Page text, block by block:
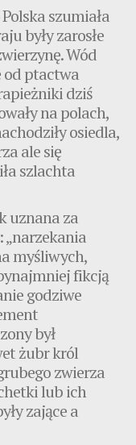
szumiała
były zarosłe
Wód
od ptactwa
dziś
na polach,
osiedla,
ale się
szlachta
uznana za
„narzekania
myśliwych,
fikcją
godziwe
był
żubr król
zwierza
lub ich
zające a